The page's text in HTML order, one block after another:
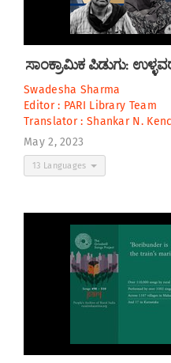
ಸಾಂಕ್ರಾಮಿಕ ಪಿಡುಗು:
Swadesha Sharma
Editor : PARI Library Team
Translator : Shankar N.
May 2, 2023
13 Languages